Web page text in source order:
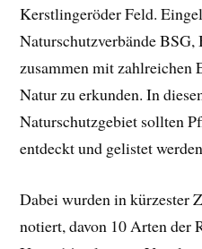
Kerstlingeröder Feld.
Naturschutzverbände
zusammen mit zahlreichen
Natur zu erkunden. In
Naturschutzgebiet sollten
entdeckt und gelistet
Dabei wurden in kürzester
notiert, davon 10 Arten der